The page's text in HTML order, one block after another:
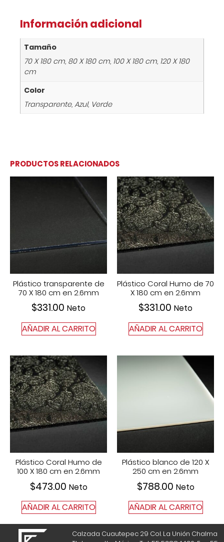
Información adicional
Tamaño
70 X 180 cm, 80 X 180 cm, 100 X 180 cm, 120 X 180
cm
Color
Transparente, Azul, Verde
PRODUCTOS RELACIONADOS
Plástico transparente de
70 X 180 cm en 2.6mm
$331.00 Neto
AÑADIR AL CARRITO
Plástico Coral Humo de 70
X 180 cm en 2.6mm
$331.00 Neto
AÑADIR AL CARRITO
Plástico Coral Humo de
100 X 180 cm en 2.6mm
$473.00 Neto
AÑADIR AL CARRITO
Plástico blanco de 120 X
250 cm en 2.6mm
$788.00 Neto
AÑADIR AL CARRITO
Calzada Cuautepec 29 Col. La Unión Chalma